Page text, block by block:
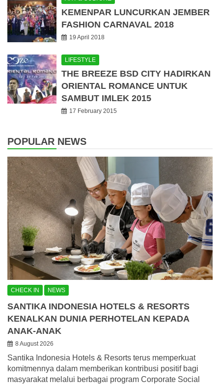
KEMENPAR LUNCURKAN JEMBER
FASHION CARNAVAL 2018
19 April 2018
LIFESTYLE
THE BREEZE BSD CITY HADIRKAN
ORIENTAL ROMANCE UNTUK
SAMBUT IMLEK 2015
17 February 2015
POPULAR NEWS
CHECK IN NEWS
SANTIKA INDONESIA HOTELS & RESORTS
KENALKAN DUNIA PERHOTELAN KEPADA
ANAK-ANAK
8 August 2026
Santika Indonesia Hotels & Resorts terus memperkuat
komitmennya dalam memberikan kontribusi positif bagi
masyarakat melalui berbagai program Corporate Social